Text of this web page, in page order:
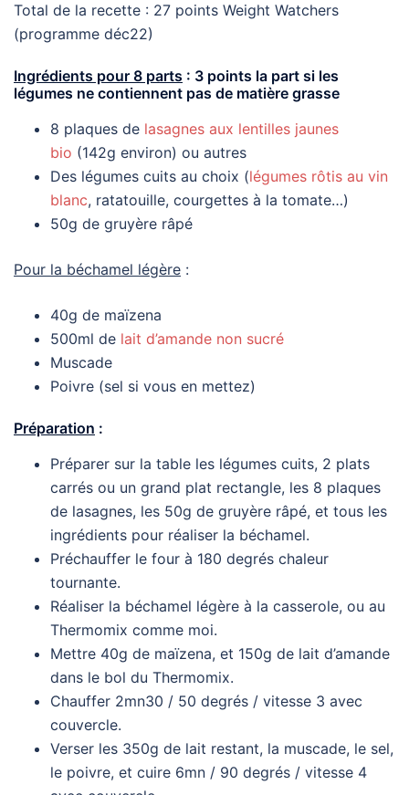
Total de la recette : 27 points Weight Watchers
(programme déc22)
Ingrédients pour 8 parts : 3 points la part si les
légumes ne contiennent pas de matière grasse
8 plaques de lasagnes aux lentilles jaunes
bio (142g environ) ou autres
Des légumes cuits au choix (légumes rôtis au vin
blanc, ratatouille, courgettes à la tomate…)
50g de gruyère râpé
Pour la béchamel légère :
40g de maïzena
500ml de lait d’amande non sucré
Muscade
Poivre (sel si vous en mettez)
Préparation :
Préparer sur la table les légumes cuits, 2 plats
carrés ou un grand plat rectangle, les 8 plaques
de lasagnes, les 50g de gruyère râpé, et tous les
ingrédients pour réaliser la béchamel.
Préchauffer le four à 180 degrés chaleur
tournante.
Réaliser la béchamel légère à la casserole, ou au
Thermomix comme moi.
Mettre 40g de maïzena, et 150g de lait d’amande
dans le bol du Thermomix.
Chauffer 2mn30 / 50 degrés / vitesse 3 avec
couvercle.
Verser les 350g de lait restant, la muscade, le sel,
le poivre, et cuire 6mn / 90 degrés / vitesse 4